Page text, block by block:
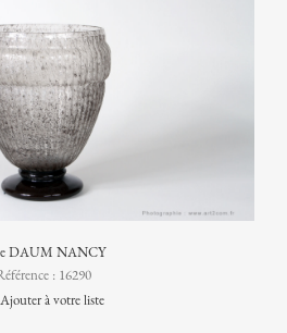
DAUM NANCY
: 16290
Ajouter à votre liste